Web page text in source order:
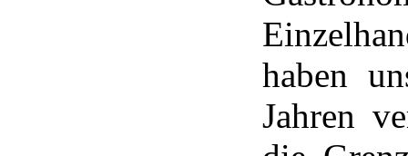
haben
Jahren